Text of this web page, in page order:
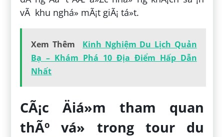
vÃ khu nghá» mÃ¡t giÃ¡ tá»t.
Xem Thêm
Kinh Nghiệm Du Lịch Quản
Bạ – Khám Phá 10 Địa Điểm Hấp Dẫn
Nhất
CÃ¡c Äiá»m tham quan
thÃº vá» trong tour du